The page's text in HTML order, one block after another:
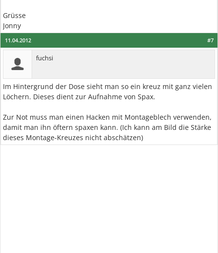
Grüsse
Jonny
#7
11.04.2012
fuchsi
Im Hintergrund der Dose sieht man so ein kreuz mit ganz vielen
Löchern. Dieses dient zur Aufnahme von Spax.
Zur Not muss man einen Hacken mit Montageblech verwenden,
damit man ihn öftern spaxen kann. (Ich kann am Bild die Stärke
dieses Montage-Kreuzes nicht abschätzen)